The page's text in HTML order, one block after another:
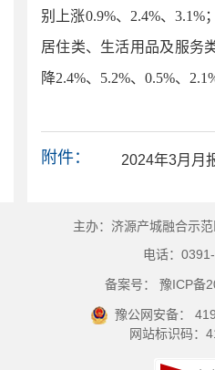
别上涨0.9%、2.4%、3.1%
居住类、生活用品及服务
降2.4%、5.2%、0.5%、
附件： 2024年3月月
主办：济源产城融合示
电话：
备案号： 豫ICP备
豫公网安备：
网站标识码：